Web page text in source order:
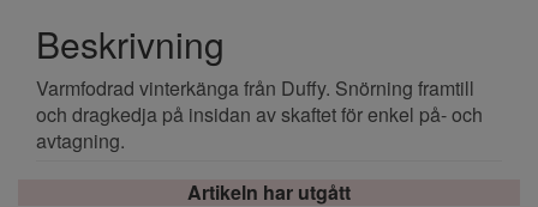
Beskrivning
Varmfodrad vinterkänga från Duffy. Snörning framtill
och dragkedja på insidan av skaftet för enkel på- och
avtagning.
Artikeln har utgått